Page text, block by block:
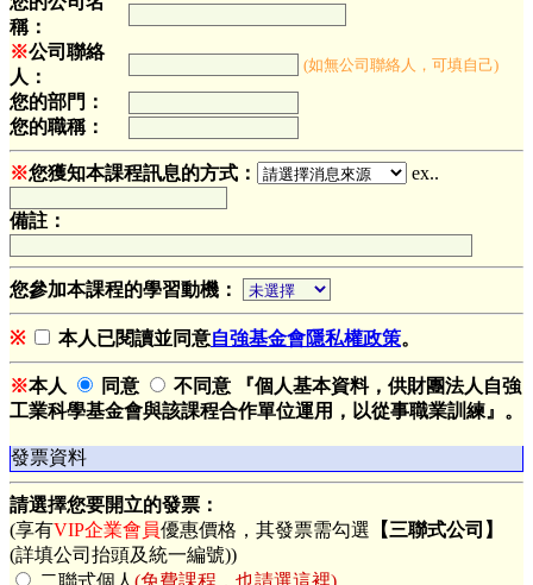
稱：
※公司聯絡
人：
(如無公司聯絡人，可填自己)
您的部門：
您的職稱：
※您獲知本課程訊息的方式： ex..
備註：
您參加本課程的學習動機：
※ 本人已閱讀並同意自強基金會隱私權政策。
※本人 同意
不同意 『個人基本資料，供財團法人自強
工業科學基金會與該課程合作單位運用，以從事職業訓練』。
發票資料
請選擇您要開立的發票：
(享有VIP企業會員優惠價格，其發票需勾選 【三聯式公司】
(詳填公司抬頭及統一編號))
二聯式個人 (免費課程，也請選這裡)